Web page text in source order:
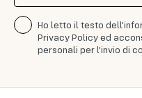
Ho letto il testo
Privacy Policy ed
personali per l'invio di